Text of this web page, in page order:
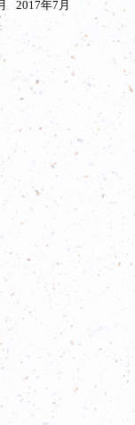
2017年7月